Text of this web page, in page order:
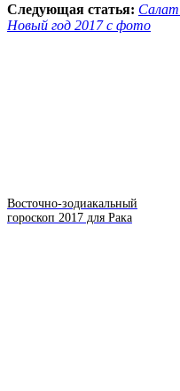
Следующая статья: Салат
Новый год 2017 с фото
Восточно-зодиакальный
гороскоп 2017 для Рака